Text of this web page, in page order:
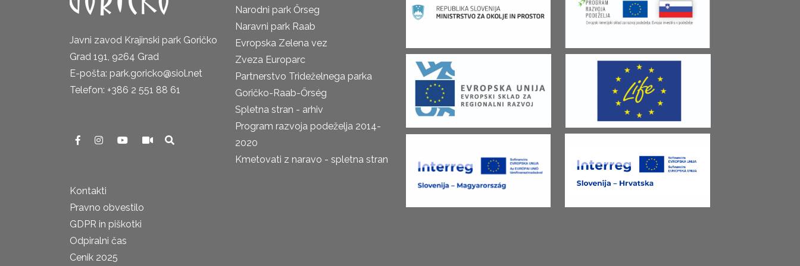
Javni zavod Krajinski park Goričko
Grad 191, 9264 Grad
E-pošta: park.goricko@siol.net
Telefon: +386 2 551 88 61
Kontakti
Pravno obvestilo
GDPR in piškotki
Odpiralni čas
Cenik 2025
Narodni park Őrseg
Naravni park Raab
Evropska Zelena vez
Zveza Europarc
Partnerstvo Trideželnega parka
Goričko-Raab-Őrség
Spletna stran - arhiv
Program razvoja podeželja 2014-
2020
Kmetovati z naravo - spletna stran